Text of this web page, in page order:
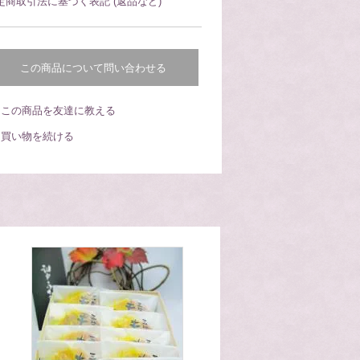
この商品について問い合わせる
この商品を友達に教える
買い物を続ける